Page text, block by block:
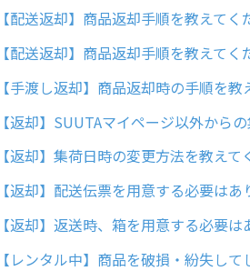
【配送返却】商品返却手順を教えてく
【配送返却】商品返却手順を教えてく
【手渡し返却】商品返却時の手順を教
【返却】SUUTAマイページ以外から
【返却】集荷日時の変更方法を教えて
【返却】配送伝票を用意する必要はあ
【返却】返送時、箱を用意する必要は
【レンタル中】商品を破損・紛失し